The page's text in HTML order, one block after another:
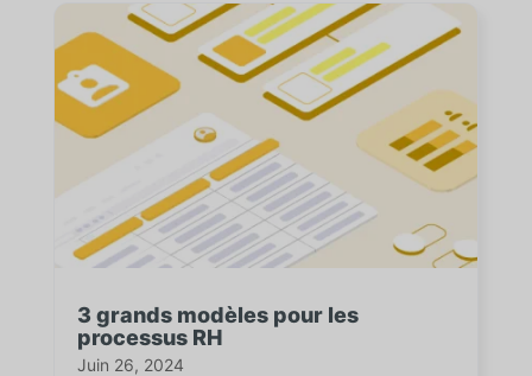
3 grands modèles pour les
processus RH
Juin 26, 2024